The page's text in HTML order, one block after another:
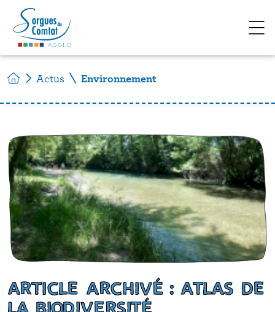
Accéder au contenu
Actus Environnement
ARTICLE ARCHIVÉ : ATLAS DE
LA BIODIVERSITÉ